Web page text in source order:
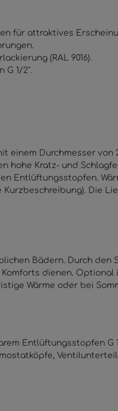
für attraktives
(RAL 9016).
1/2″.
Durchmesser von
hohe Kratz- und
Entlüftungsstopfen.
Kurzbeschreibung).
Bädern. Durch den
dienen.
Wärme oder bei
Entlüftungsstopfen G